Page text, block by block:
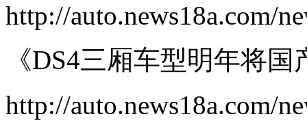
http://auto.news18a.com/
《DS4三厢车型明年将
http://auto.news18a.com/